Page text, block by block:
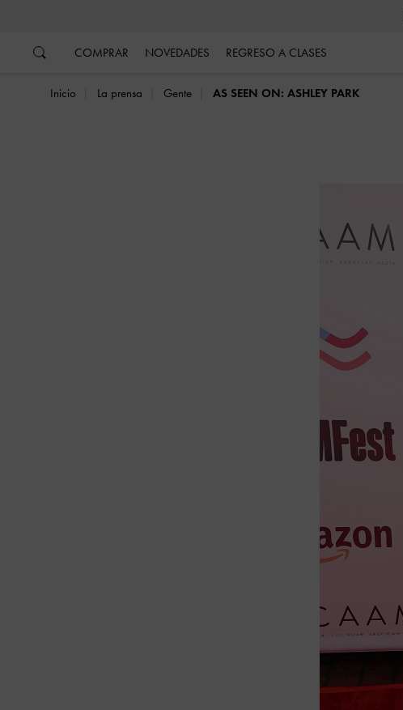
COMPRAR NOVEDADES REGRESO A CLASES
Inicio La prensa Gente AS SEEN ON: ASHLEY PARK